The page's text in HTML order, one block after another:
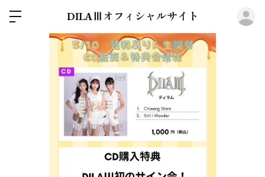
DILAⅢオフィシャルサイト